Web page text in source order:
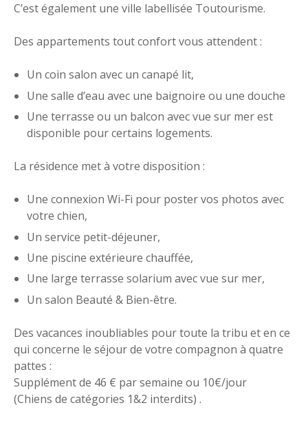
C’est également une ville labellisée Toutourisme.
Des appartements tout confort vous attendent :
Un coin salon avec un canapé lit,
Une salle d’eau avec une baignoire ou une douche
Une terrasse ou un balcon avec vue sur mer est
disponible pour certains logements.
La résidence met à votre disposition :
Une connexion Wi-Fi pour poster vos photos avec
votre chien,
Un service petit-déjeuner,
Une piscine extérieure chauffée,
Une large terrasse solarium avec vue sur mer,
Un salon Beauté & Bien-être.
Des vacances inoubliables pour toute la tribu et en ce
qui concerne le séjour de votre compagnon à quatre
pattes :
Supplément de 46 € par semaine ou 10€/jour
(Chiens de catégories 1&2 interdits) .